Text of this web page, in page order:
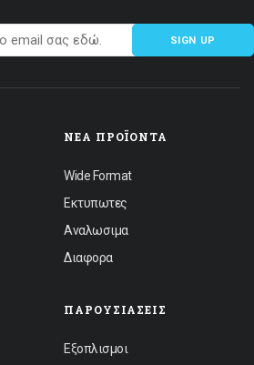
SIGN UP
ΝΈΑ ΠΡΟΪΌΝΤΑ
Wide Format
Εκτυπωτες
Αναλωσιμα
Διαφορα
ΠΑΡΟΥΣΙΆΣΕΙΣ
Εξοπλισμοι